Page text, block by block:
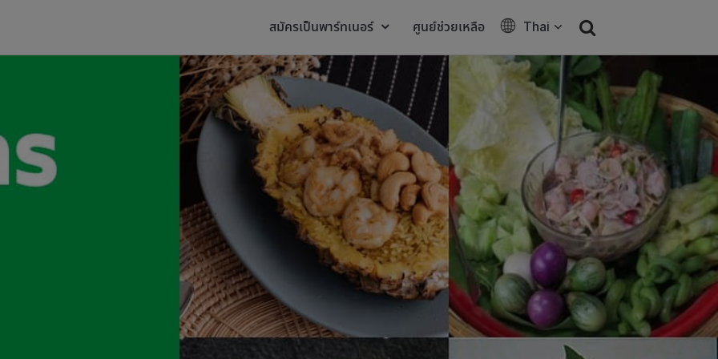
สมัครเป็นพาร์ทเนอร์ ศูนย์ช่วยเหลือ Thai